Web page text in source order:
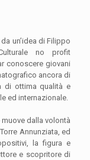
un’idea di Filippo
no profit
conoscere giovani
ancora di
di ottima qualità e
ed internazionale.
dalla volontà
Annunziata, ed
la figura e
e scopritore di